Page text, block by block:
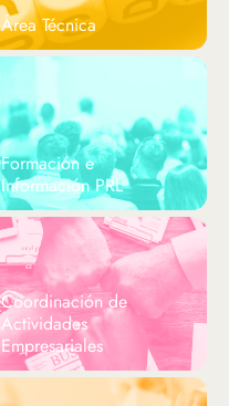
Área Técnica
Formación e
Información PRL
Coordinación de
Actividades
Empresariales